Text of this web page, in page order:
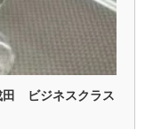
田 ビジネスクラス